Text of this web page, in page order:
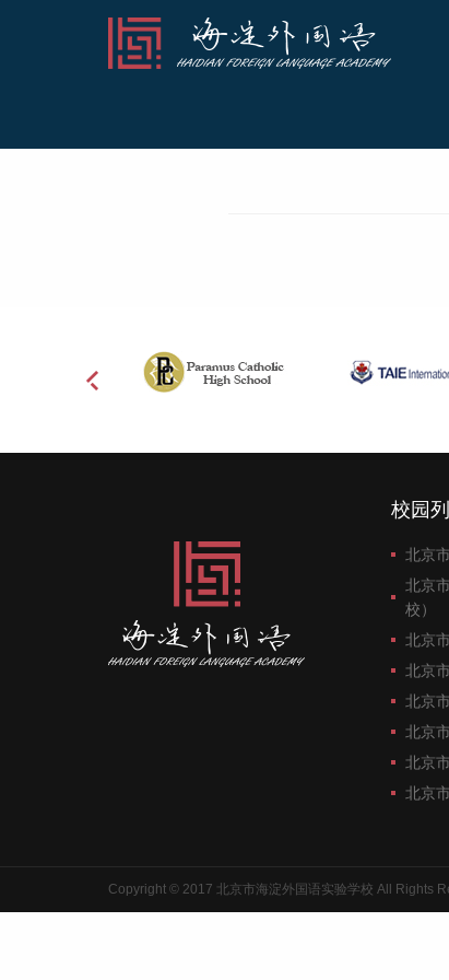
校园
北京
北京
校）
北京
北京
北京
北京
北京
北京
Copyright © 2017 北京市海淀外国语实验学校 All Rights